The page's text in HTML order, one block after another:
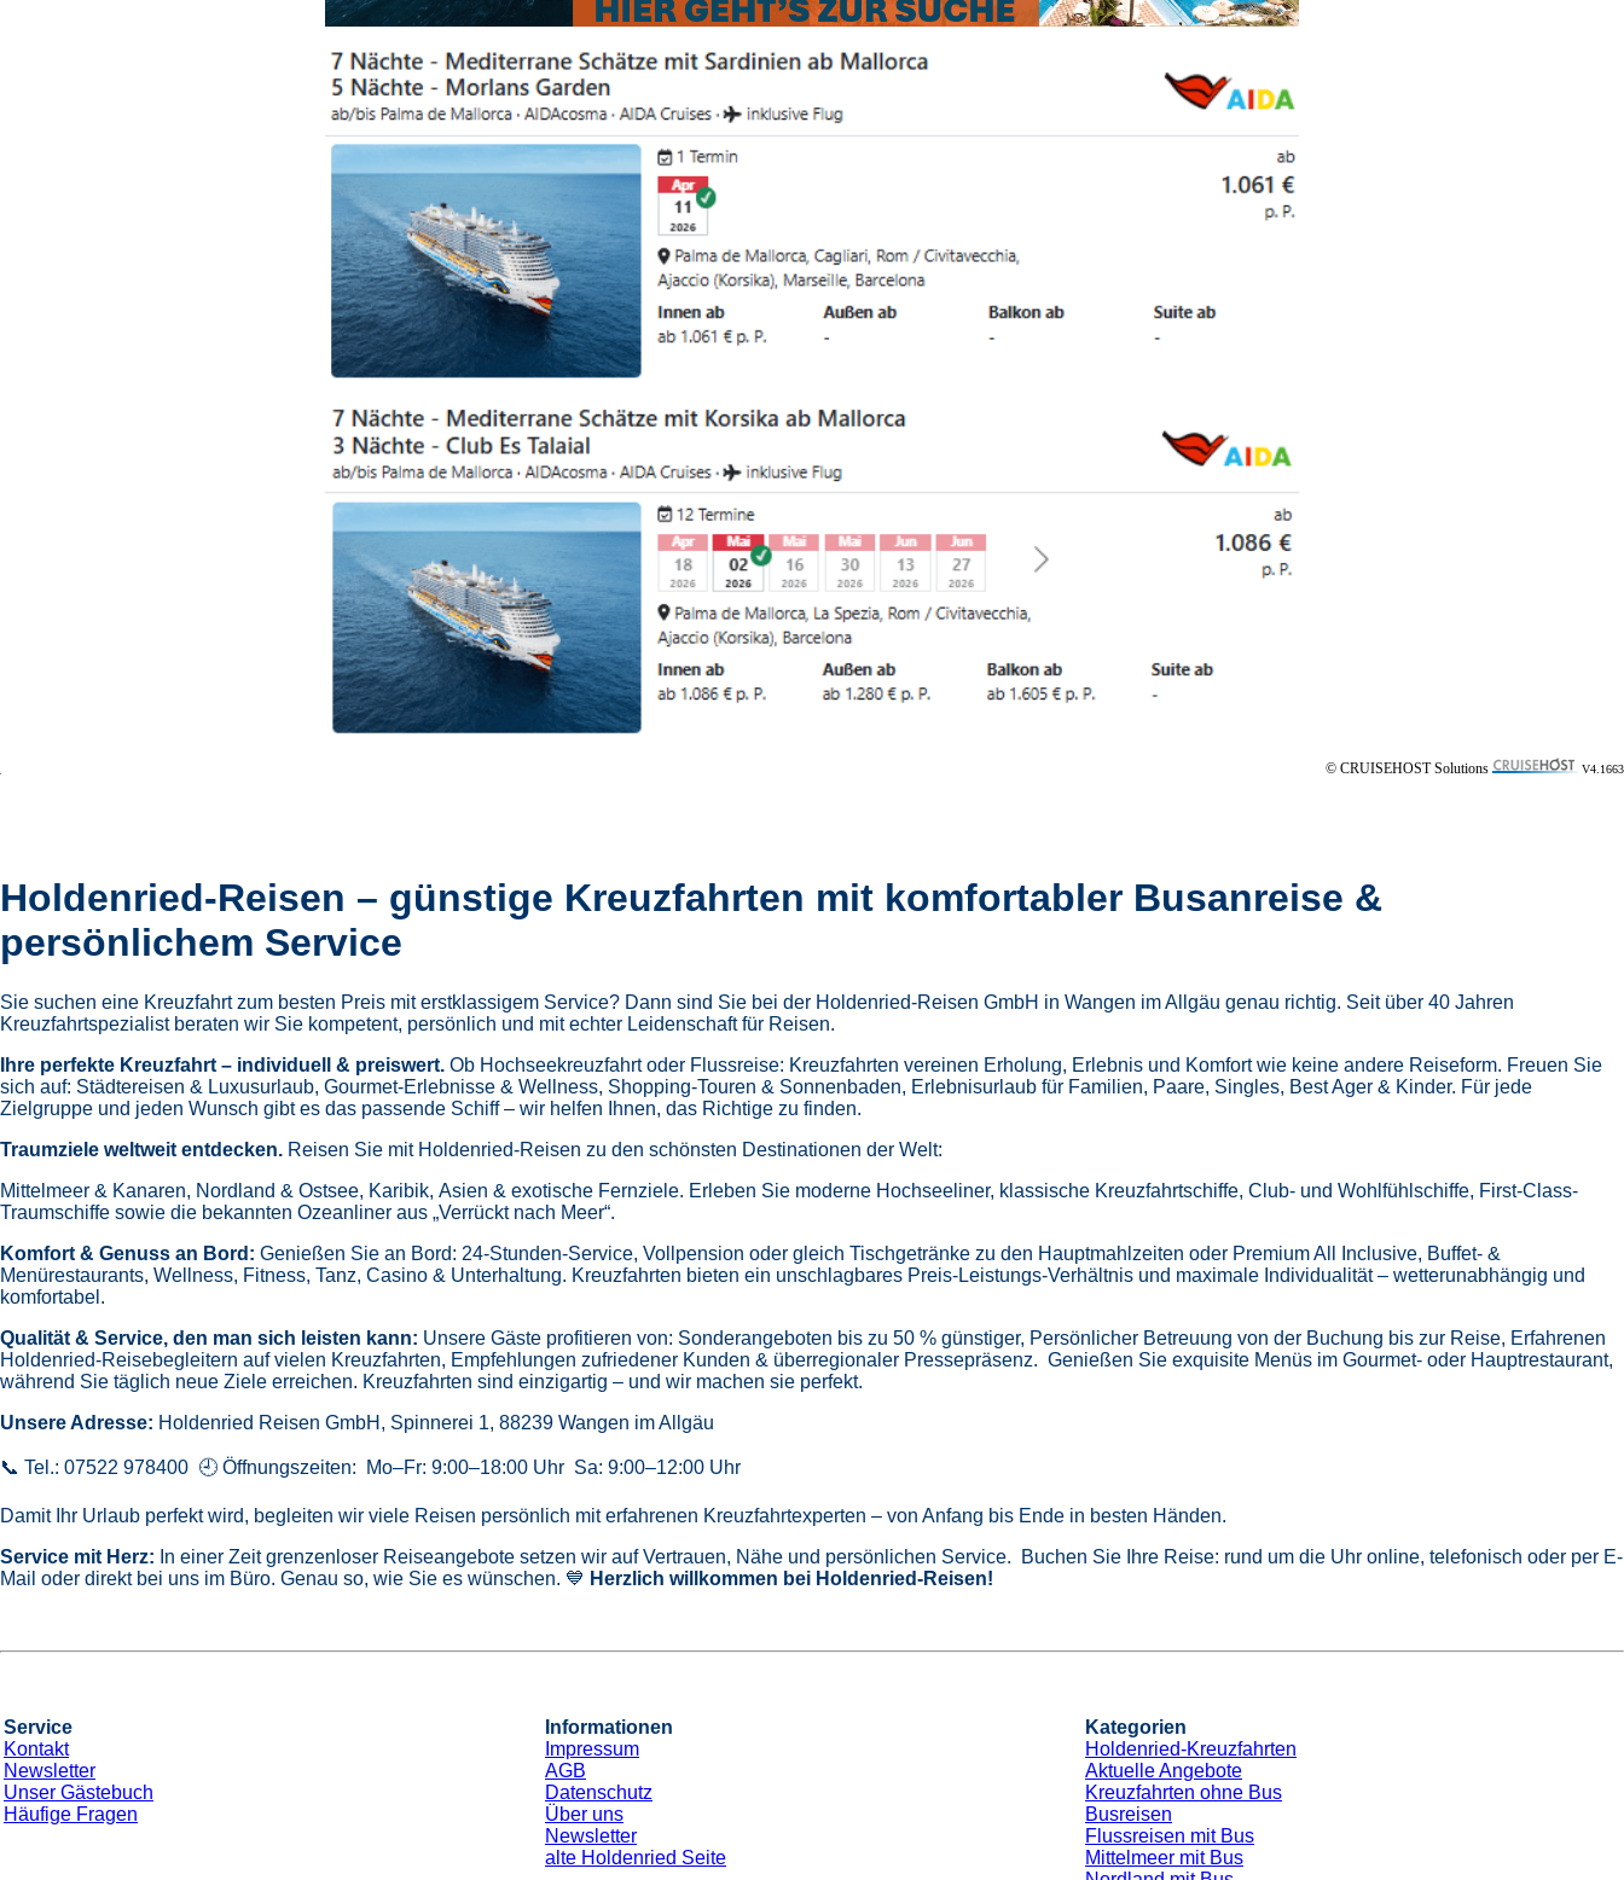
© CRUISEHOST Solutions V4.1663
Holdenried-Reisen – günstige Kreuzfahrten mit komfortabler Busanreise &
persönlichem Service
Sie suchen eine Kreuzfahrt zum besten Preis mit erstklassigem Service? Dann sind Sie bei der Holdenried-Reisen GmbH in Wangen im Allgäu genau richtig. Seit über 40 Jahren
Kreuzfahrtspezialist beraten wir Sie kompetent, persönlich und mit echter Leidenschaft für Reisen.
Ihre perfekte Kreuzfahrt – individuell & preiswert. Ob Hochseekreuzfahrt oder Flussreise: Kreuzfahrten vereinen Erholung, Erlebnis und Komfort wie keine andere Reiseform. Freuen Sie
sich auf: Städtereisen & Luxusurlaub, Gourmet-Erlebnisse & Wellness, Shopping-Touren & Sonnenbaden, Erlebnisurlaub für Familien, Paare, Singles, Best Ager & Kinder. Für jede
Zielgruppe und jeden Wunsch gibt es das passende Schiff – wir helfen Ihnen, das Richtige zu finden.
Traumziele weltweit entdecken. Reisen Sie mit Holdenried-Reisen zu den schönsten Destinationen der Welt:
Mittelmeer & Kanaren, Nordland & Ostsee, Karibik, Asien & exotische Fernziele. Erleben Sie moderne Hochseeliner, klassische Kreuzfahrtschiffe, Club- und Wohlfühlschiffe, First-Class-
Traumschiffe sowie die bekannten Ozeanliner aus „Verrückt nach Meer“.
Komfort & Genuss an Bord: Genießen Sie an Bord: 24-Stunden-Service, Vollpension oder gleich Tischgetränke zu den Hauptmahlzeiten oder Premium All Inclusive, Buffet- &
Menürestaurants, Wellness, Fitness, Tanz, Casino & Unterhaltung. Kreuzfahrten bieten ein unschlagbares Preis-Leistungs-Verhältnis und maximale Individualität – wetterunabhängig und
komfortabel.
Qualität & Service, den man sich leisten kann: Unsere Gäste profitieren von: Sonderangeboten bis zu 50 % günstiger, Persönlicher Betreuung von der Buchung bis zur Reise, Erfahrenen
Holdenried-Reisebegleitern auf vielen Kreuzfahrten, Empfehlungen zufriedener Kunden & überregionaler Pressepräsenz. Genießen Sie exquisite Menüs im Gourmet- oder Hauptrestaurant,
während Sie täglich neue Ziele erreichen. Kreuzfahrten sind einzigartig – und wir machen sie perfekt.
Unsere Adresse: Holdenried Reisen GmbH, Spinnerei 1, 88239 Wangen im Allgäu
📞 Tel.: 07522 978400 🕘 Öffnungszeiten: Mo–Fr: 9:00–18:00 Uhr Sa: 9:00–12:00 Uhr
Damit Ihr Urlaub perfekt wird, begleiten wir viele Reisen persönlich mit erfahrenen Kreuzfahrtexperten – von Anfang bis Ende in besten Händen.
Service mit Herz: In einer Zeit grenzenloser Reiseangebote setzen wir auf Vertrauen, Nähe und persönlichen Service. Buchen Sie Ihre Reise: rund um die Uhr online, telefonisch oder per E-
Mail oder direkt bei uns im Büro. Genau so, wie Sie es wünschen. 💙 Herzlich willkommen bei Holdenried-Reisen!
Service
Kontakt
Newsletter
Unser Gästebuch
Häufige Fragen
Informationen
Impressum
AGB
Datenschutz
Über uns
Newsletter
alte Holdenried Seite
Kategorien
Holdenried-Kreuzfahrten
Aktuelle Angebote
Kreuzfahrten ohne Bus
Busreisen
Flussreisen mit Bus
Mittelmeer mit Bus